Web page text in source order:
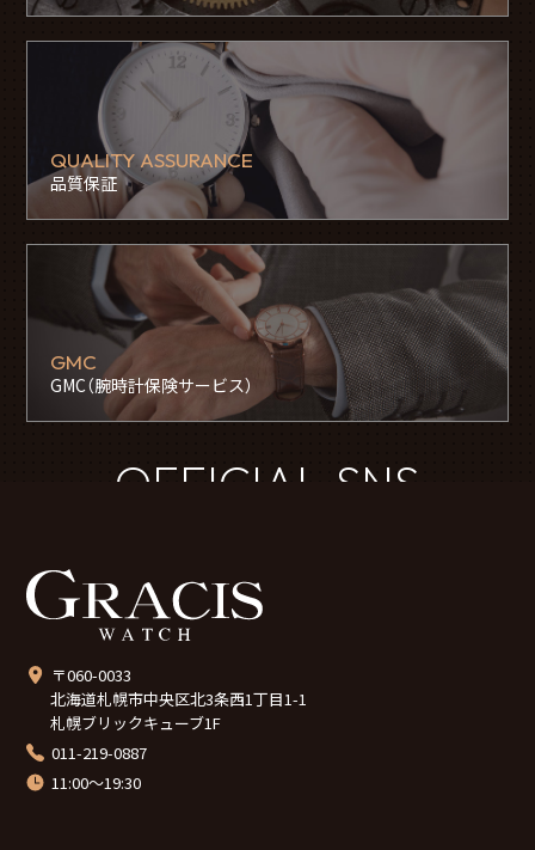
QUALITY ASSURANCE
品質保証
GMC
GMC（腕時計保険サービス）
OFFICIAL SNS
〒060-0033
北海道札幌市中央区北3条西1丁目1-1
札幌ブリックキューブ1F
011-219-0887
11:00～19:30